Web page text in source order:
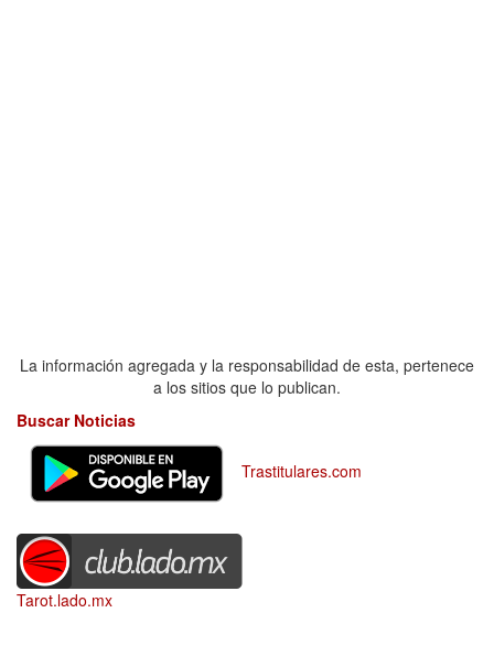
La información agregada y la responsabilidad de esta, pertenece
a los sitios que lo publican.
Buscar Noticias
Trastitulares.com
Tarot.lado.mx